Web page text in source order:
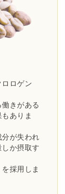
ロゲン
きがある
ありま
が失われ
か摂取す
採用しま